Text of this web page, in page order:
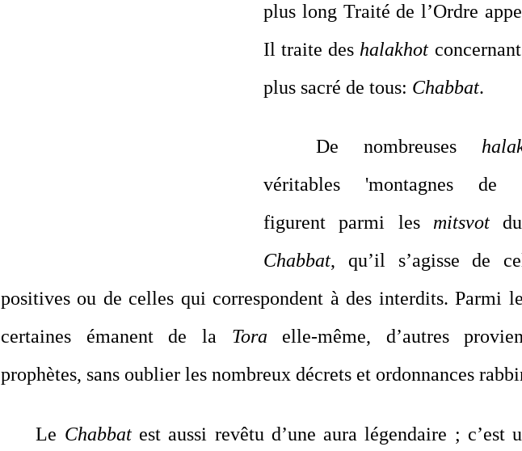
plus long Traité de l’Ordre
Il traite des halakhot
plus sacré de tous: Chabbat.
De nombreuses
véritables 'montagnes de
figurent parmi les mitsvot
Chabbat, qu’il s’agisse de
positives ou de celles qui correspondent à des interdits. Parmi
certaines émanent de la Tora elle-même, d’autres
prophètes, sans oublier les nombreux décrets et ordonnances
Le Chabbat est aussi revêtu d’une aura légendaire ; c’est